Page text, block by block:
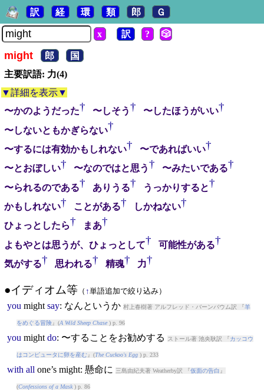
訳 経 環 類 郎 Ｇ
x 訳 ? 🎲
might 郎
国
主要訳語: 力(4)
▼詳細を表示▼
〜かのようだった† 〜しそう† 〜したほうがいい†
〜しないともかぎらない†
〜するには有効かもしれない† 〜であればいい†
〜とおぼしい† 〜なのではと思う† 〜みたいである†
〜られるのである† ありうる† うっかりすると†
かもしれない† ことがある† しかねない†
ひょっとしたら† まあ†
よもやとは思うが、ひょっとして† 可能性がある†
気がする† 思われる† 精魂† 力†
●イディオム等（ ↑単語追加で絞り込み）
you might say: なんというか 村上春樹著 アルフレッド・バーンバウム訳 『羊
をめぐる冒険』(A Wild Sheep Chase) p. 96
you might do: 〜することをお勧めする ストール著 池央耿訳 『カッコウ
はコンピュータに卵を産む』(The Cuckoo's Egg) p. 233
with all one’s might: 懸命に 三島由紀夫著 Weatherby訳 『仮面の告白 』
(Confessions of a Mask) p. 86